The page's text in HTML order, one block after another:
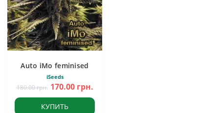
Auto iMo feminised
iSeeds
180.00 грн. 170.00 грн.
КУПИТЬ